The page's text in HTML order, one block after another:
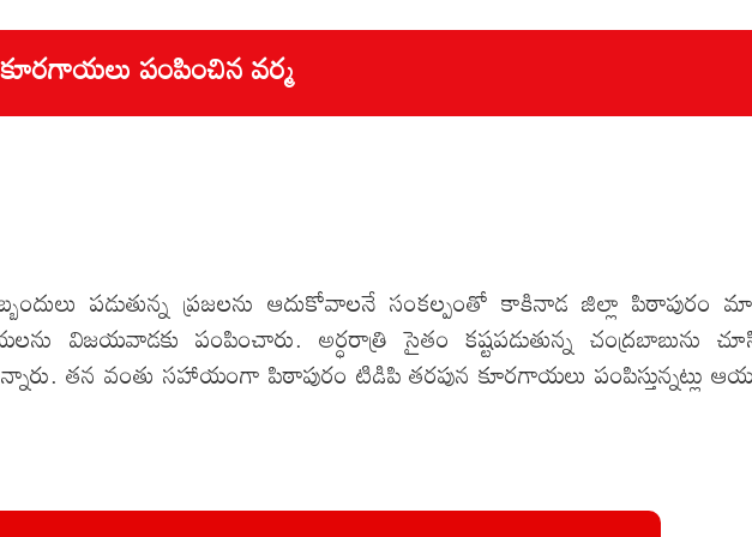
పంపించిన వర్మ
పడుతున్న ప్రజలను ఆదుకోవాలనే సంకల్పంతో కాకినాడ జిల్లా పిఠాపురం
విజయవాడకు పంపించారు. అర్ధరాత్రి సైతం కష్టపడుతున్న చంద్రబాబును
తన వంతు సహాయంగా పిఠాపురం టిడిపి తరపున కూరగాయలు పంపిస్తున్నట్లు